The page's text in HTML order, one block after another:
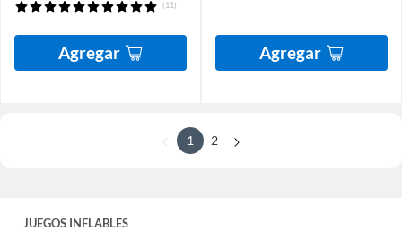
(11)
Agregar Agregar
1 2
JUEGOS INFLABLES